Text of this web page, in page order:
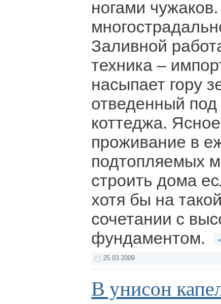
ногами
Заливной
техника –
насыпает гору
отведенный под
коттеджа.
проживание в
подтопляемых
строить дома
хотя бы на
сочетании с
фундаментом.
25.03.2009
В унисон